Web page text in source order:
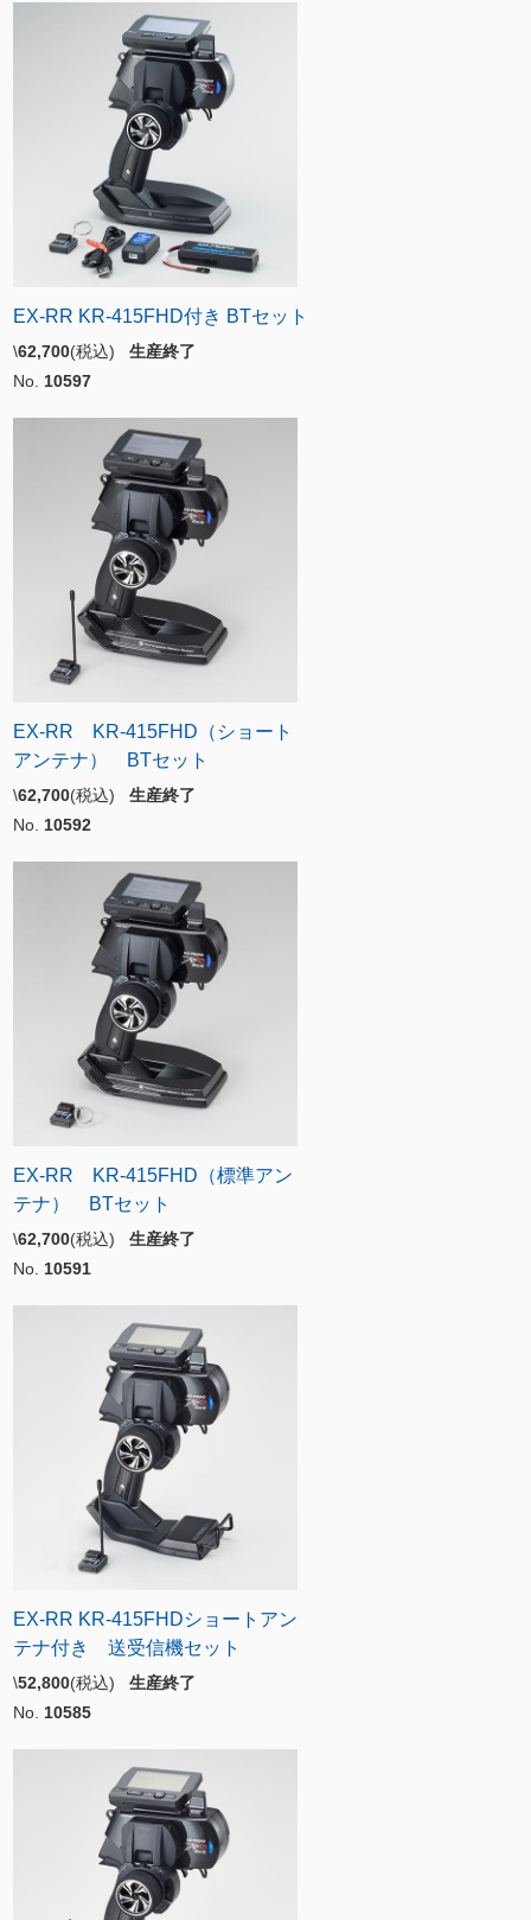
EX-RR KR-415FHD付き BTセット
\62,700(税込) 生産終了
No. 10597
EX-RR KR-415FHD（ショート
アンテナ） BTセット
\62,700(税込) 生産終了
No. 10592
EX-RR KR-415FHD（標準アン
テナ） BTセット
\62,700(税込) 生産終了
No. 10591
EX-RR KR-415FHDショートアン
テナ付き 送受信機セット
\52,800(税込) 生産終了
No. 10585